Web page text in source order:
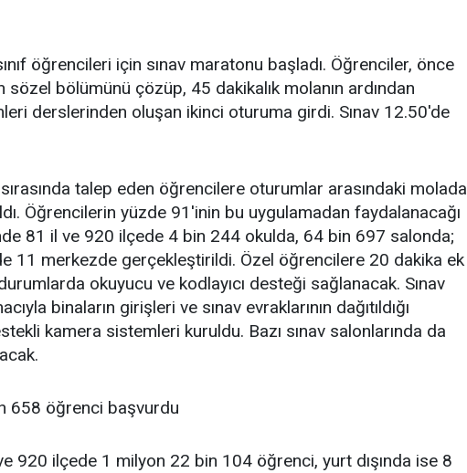
öğrencileri için sınav maratonu başladı. Öğrenciler, önce
sözel bölümünü çözüp, 45 dakikalık molanın ardından
derslerinden oluşan ikinci oturuma girdi. Sınav 12.50'de
sırasında talep eden öğrencilere oturumlar arasındaki molada
Öğrencilerin yüzde 91'inin bu uygulamadan faydalanacağı
81 il ve 920 ilçede 4 bin 244 okulda, 64 bin 697 salonda;
11 merkezde gerçekleştirildi. Özel öğrencilere 20 dakika ek
okuyucu ve kodlayıcı desteği sağlanacak. Sınav
binaların girişleri ve sınav evraklarının dağıtıldığı
kamera sistemleri kuruldu. Bazı sınav salonlarında da
658 öğrenci başvurdu
920 ilçede 1 milyon 22 bin 104 öğrenci, yurt dışında ise 8